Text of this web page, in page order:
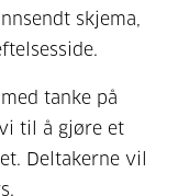
skjema,
tanke på
til å gjøre et
Deltakerne vil